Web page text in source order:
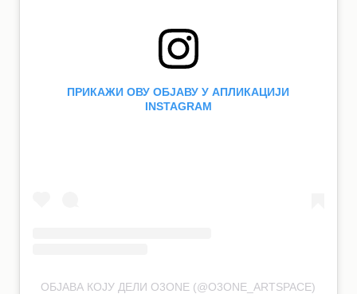
ПРИКАЖИ ОВУ ОБЈАВУ У АПЛИКАЦИЈИ
INSTAGRAM
ОБЈАВА КОЈУ ДЕЛИ O3ONE (@O3ONE_ARTSPACE)